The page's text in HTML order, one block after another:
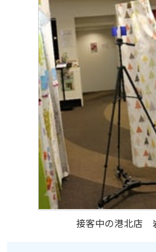
接客中の港北店